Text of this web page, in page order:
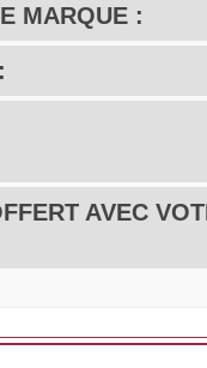
MARQUE :
AVEC